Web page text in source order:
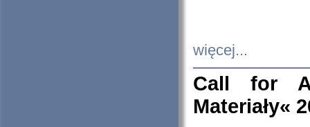
więcej...
Call for
Materiały«